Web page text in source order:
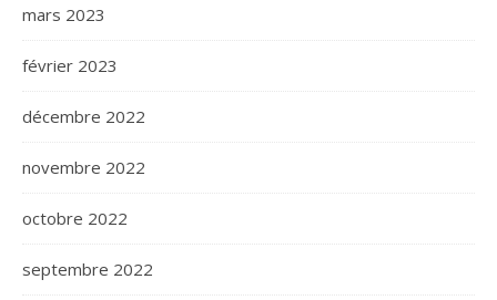
mars 2023
février 2023
décembre 2022
novembre 2022
octobre 2022
septembre 2022